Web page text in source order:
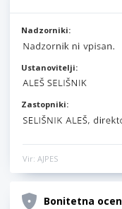
Nadzorniki:
Ustanovitelji:
Zastopniki:
Vir: AJPES
Bonitetna